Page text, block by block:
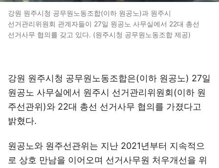
강원 원주시청 공무원노동조합(이하 원공노)과 원주시
선거관리위원회 관계자들이 27일 원공노 사무실에서 22대 총선
선거사무 협의를 갖고 있다. (원주시청 공무원노동조합 제공)
강원 원주시청 공무원노동조합은(이하 원공노) 27일
원공노 사무실에서 원주시 선거관리위원회(이하 원
주선관위)와 22대 총선 선거사무 협의를 가졌다고
밝혔다.
원공노와 원주선관위는 지난 2021년부터 지속적으
로 상호 만남을 이어오며 선거사무원 처우개선을 위